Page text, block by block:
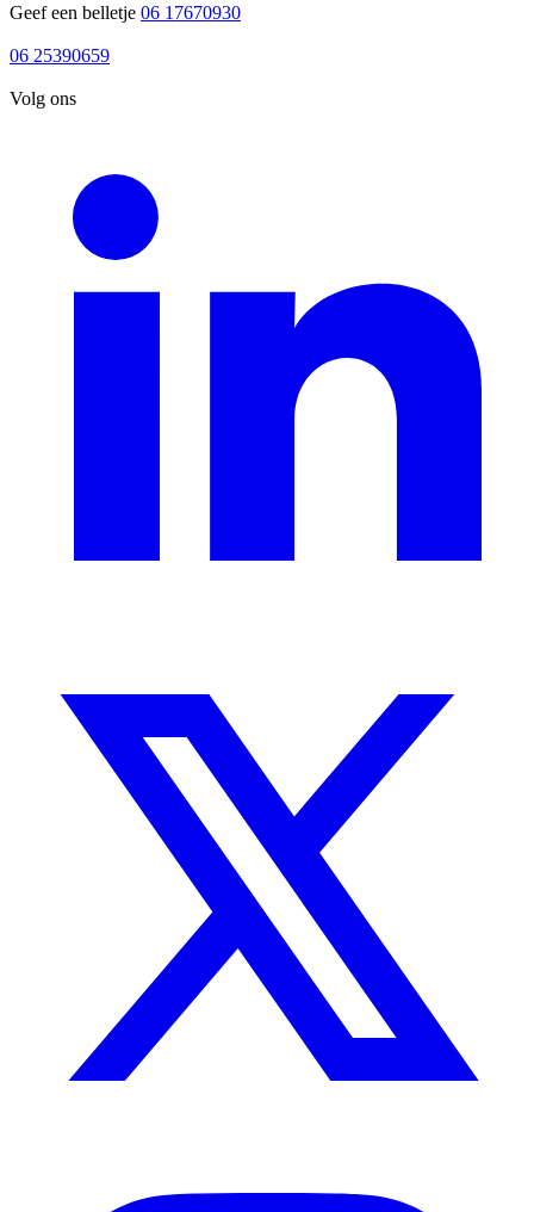
Geef een belletje 06 17670930
06 25390659
Volg ons